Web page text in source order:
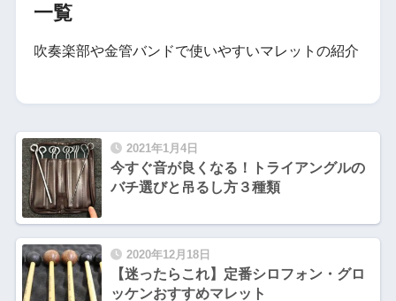
一覧
吹奏楽部や金管バンドで使いやすいマレットの紹介
2021年1月4日
今すぐ音が良くなる！トライアングルの
バチ選びと吊るし方３種類
2020年12月18日
【迷ったらこれ】定番シロフォン・グロ
ッケンおすすめマレット